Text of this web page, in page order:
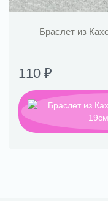
Браслет из
110 ₽